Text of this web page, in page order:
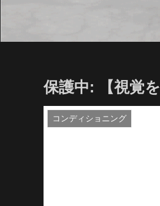
保護中: 【視覚
コンディショニング